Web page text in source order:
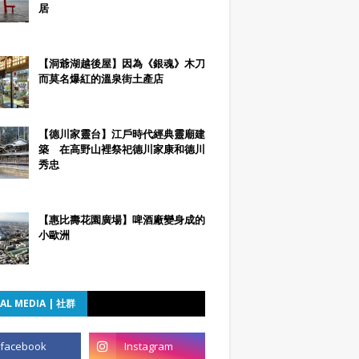
居
【洞爺湖越後屋】因為《銀魂》木刀
而莫名爆紅的溫泉街土產店
【德川家靈台】江戶時代經典靈廟建
築 在高野山裡祭祀德川家康和德川
秀忠
【惠比壽花園廣場】啤酒廠變身成的
小歐洲
MEDIA | 社群